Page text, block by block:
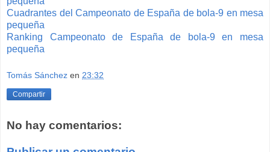
Cuadrantes del Campeonato de España de bola-9 en mesa
pequeña
Ranking Campeonato de España de bola-9 en mesa
pequeña
Tomás Sánchez en 23:32
Compartir
No hay comentarios: